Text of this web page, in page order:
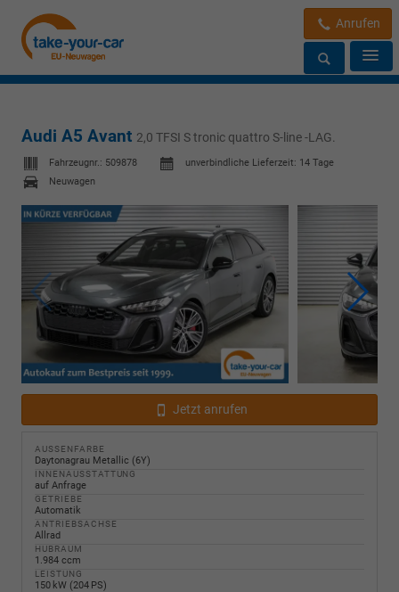
Anrufen
Audi A5 Avant 2,0 TFSI S tronic quattro S-line -LAG.
Fahrzeugnr.: 509878 unverbindliche Lieferzeit: 14 Tage
Neuwagen
Jetzt anrufen
AUSSENFARBE
Daytonagrau Metallic (6Y)
INNENAUSSTATTUNG
auf Anfrage
GETRIEBE
Automatik
ANTRIEBSACHSE
Allrad
HUBRAUM
1.984 ccm
LEISTUNG
150 kW (204 PS)